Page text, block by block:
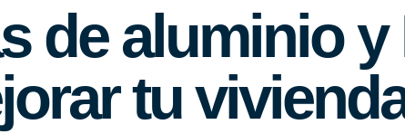
de aluminio y
tu